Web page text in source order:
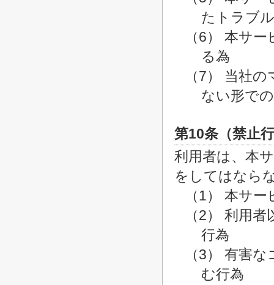
たトラブ
（6） 本サ
る為
（7） 当社
ない形で
第10条（禁止
利用者は、本
をしてはなら
（1） 本サ
（2） 利用
行為
（3） 有害
む行為